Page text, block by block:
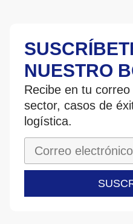
NUESTRO
Recibe en tu
sector, casos de
logística.